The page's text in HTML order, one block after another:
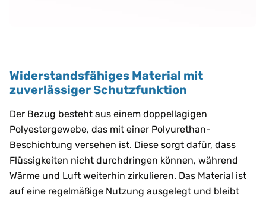
Widerstandsfähiges Material mit
zuverlässiger Schutzfunktion
Der Bezug besteht aus einem doppellagigen
Polyestergewebe, das mit einer Polyurethan-
Beschichtung versehen ist. Diese sorgt dafür, dass
Flüssigkeiten nicht durchdringen können, während
Wärme und Luft weiterhin zirkulieren. Das Material ist
auf eine regelmäßige Nutzung ausgelegt und bleibt